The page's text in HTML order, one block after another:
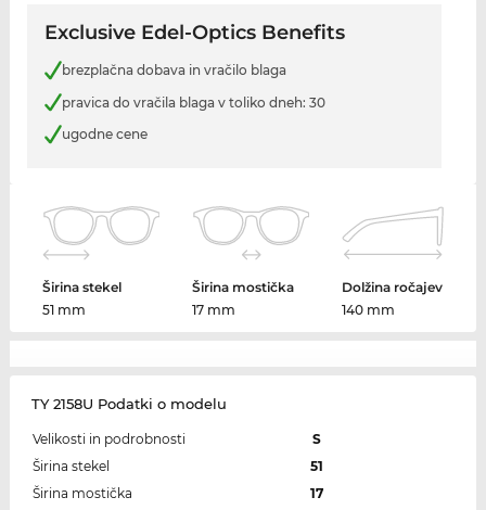
Exclusive Edel-Optics Benefits
brezplačna dobava in vračilo blaga
pravica do vračila blaga v toliko dneh: 30
ugodne cene
Širina stekel
51 mm
Širina mostička
17 mm
Dolžina ročajev
140 mm
TY 2158U Podatki o modelu
Velikosti in podrobnosti
S
Širina stekel
51
Širina mostička
17